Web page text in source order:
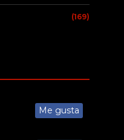
(169)
Me gusta